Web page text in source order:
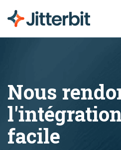
Nous
facile